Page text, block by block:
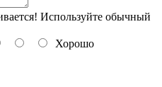
Используйте обычный
Хорошо